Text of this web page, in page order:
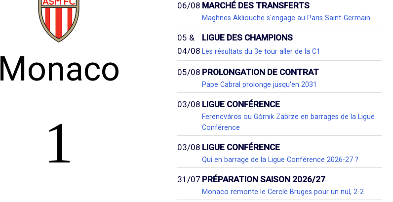
Monaco
1
06/08 MARCHÉ DES TRANSFERTS
Maghnes Akliouche s'engage au Paris Saint-Germain
05 &
04/08
LIGUE DES CHAMPIONS
Les résultats du 3e tour aller de la C1
05/08 PROLONGATION DE CONTRAT
Pape Cabral prolonge jusqu'en 2031
03/08 LIGUE CONFÉRENCE
Ferencváros ou Górnik Zabrze en barrages de la Ligue
Conférence
03/08 LIGUE CONFÉRENCE
Qui en barrage de la Ligue Conférence 2026-27 ?
31/07 PRÉPARATION SAISON 2026/27
Monaco remonte le Cercle Bruges pour un nul, 2-2